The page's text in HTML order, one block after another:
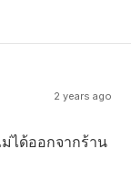
2 years ago
ม่ได้ออกจากร้าน